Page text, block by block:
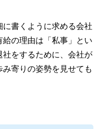
書くように求める会社
の理由は「私事」とい
をするために、会社が
寄りの姿勢を見せても